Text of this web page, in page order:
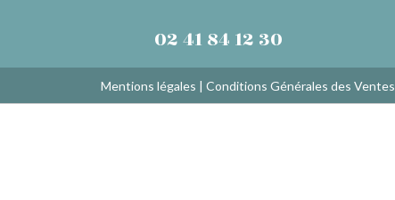
02 41 84 12 30
Mentions légales | Conditions Générales des Ventes